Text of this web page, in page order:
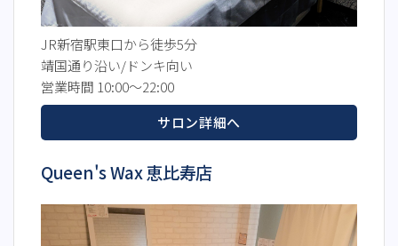
JR新宿駅東口から徒歩5分
靖国通り沿い/ドンキ向い
営業時間 10:00～22:00
サロン詳細へ
Queen's Wax 恵比寿店